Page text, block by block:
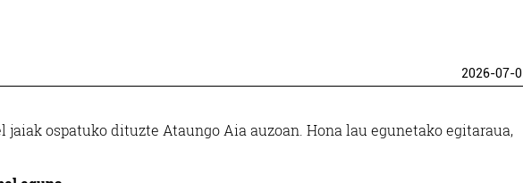
2026-07-
jaiak ospatuko dituzte Ataungo Aia auzoan. Hona lau egunetako egitaraua,